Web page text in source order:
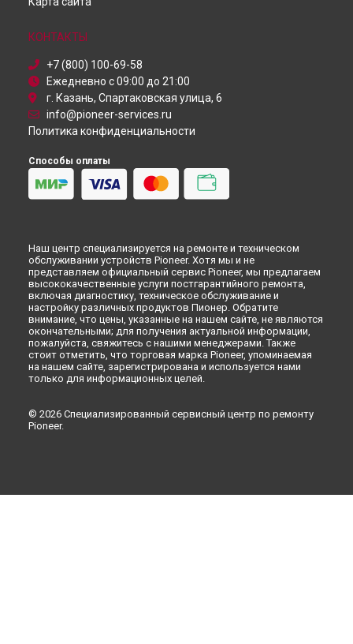
КОНТАКТЫ
+7 (800) 100-69-58
Ежедневно с 09:00 до 21:00
г. Казань, Спартаковская улица, 6
info@pioneer-services.ru
Политика конфиденциальности
Способы оплаты
Наш центр специализируется на ремонте и техническом
обслуживании устройств Pioneer. Хотя мы и не
представляем официальный сервис Pioneer, мы предлагаем
высококачественные услуги постгарантийного ремонта,
включая диагностику, техническое обслуживание и
настройку различных продуктов Пионер. Обратите
внимание, что цены, указанные на нашем сайте, не являются
окончательными; для получения актуальной информации,
пожалуйста, свяжитесь с нашими менеджерами. Также
стоит отметить, что торговая марка Pioneer, упоминаемая
на нашем сайте, зарегистрирована и используется нами
только для информационных целей.
© 2026 Специализированный сервисный центр по ремонту
Pioneer.